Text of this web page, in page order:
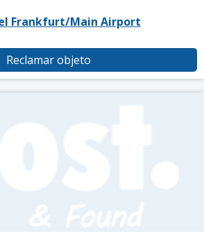
Frankfurt/Main Airport
Reclamar objeto